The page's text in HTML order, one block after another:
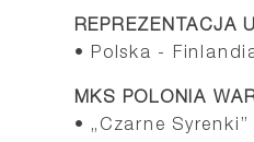
REPREZENTACJA
• Polska -
MKS POLONIA
• „Czarne